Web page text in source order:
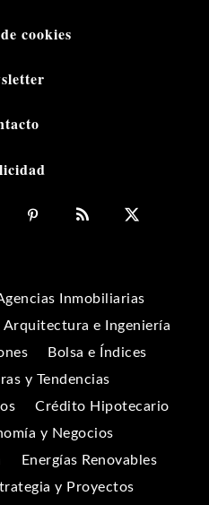
cookies
Inmobiliarias
Arquitectura e Ingeniería
Bolsa e Índices
y Tendencias
Crédito Hipotecario
y Negocios
Energías Renovables
y Proyectos